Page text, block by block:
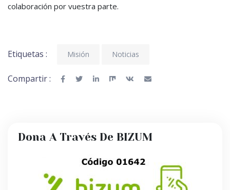
colaboración por vuestra parte.
Etiquetas : Misión Noticias
Compartir :
Dona A Través De BIZUM